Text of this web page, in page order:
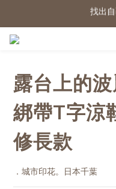
★七夕情
露台上的
綁帶T字涼
修長款
．城市印花。日本千葉